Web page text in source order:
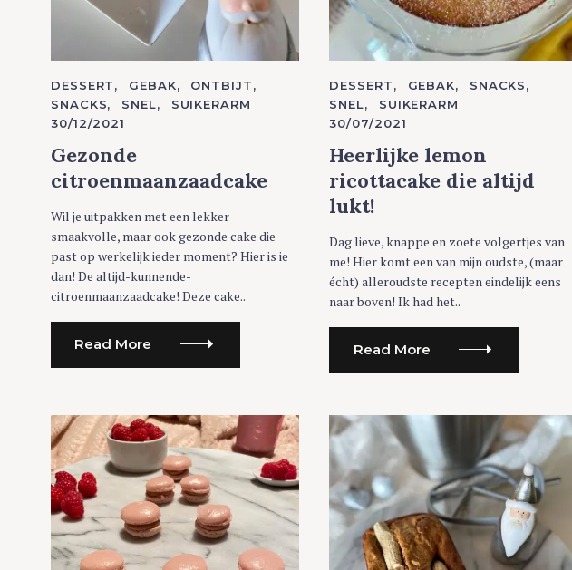
C
A
T
E
O
R
E
DESSERT GEBAK
ONTBIJT
SNACKS
SNEL
SUIKERARM
30/12/2021
Gezonde
citroenmaanzaadcake
Wil je uitpakken met een lekker
smaakvolle, maar ook gezonde cake die
past op werkelijk ieder moment? Hier is ie
dan! De altijd-kunnende-
citroenmaanzaadcake! Deze cake..
Read More
C
A
T
E
O
R
E
S
DESSERT GEBAK
SNACKS
SNEL
SUIKERARM
30/07/2021
Heerlijke lemon
ricottacake die altijd
lukt!
Dag lieve, knappe en zoete volgertjes van
me! Hier komt een van mijn oudste, (maar
écht) alleroudste recepten eindelijk eens
naar boven! Ik had het..
Read More
S